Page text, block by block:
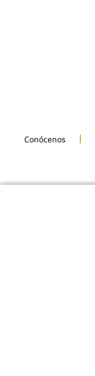
Conócenos